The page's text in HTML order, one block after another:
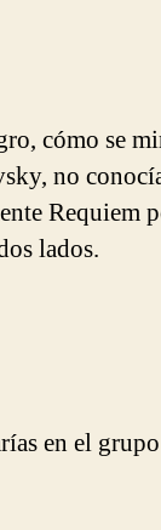
cómo se
no
Requiem
lados.
en el